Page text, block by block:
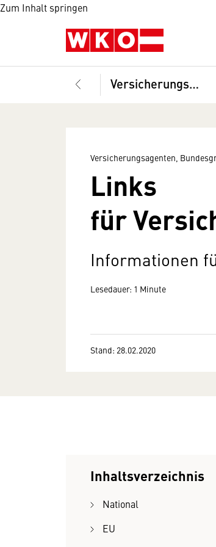
Zum Inhalt springen
Versicherungsagenten, Bundesgremium
Versicherungsagenten,
Links
für
Informationen
Lesedauer: 1 Minute
Stand: 28.02.2020
Inhaltsverzeichnis
National
EU